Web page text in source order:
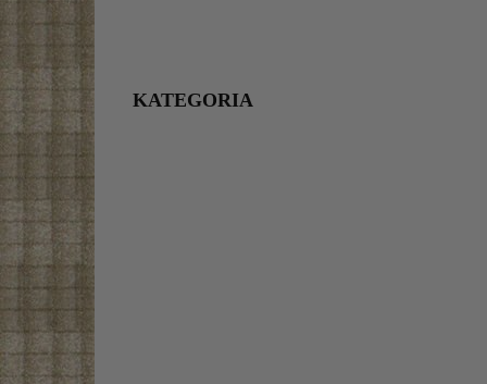
KATEGORIA